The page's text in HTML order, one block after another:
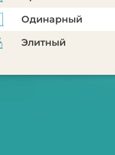
Одинарный
Элитный